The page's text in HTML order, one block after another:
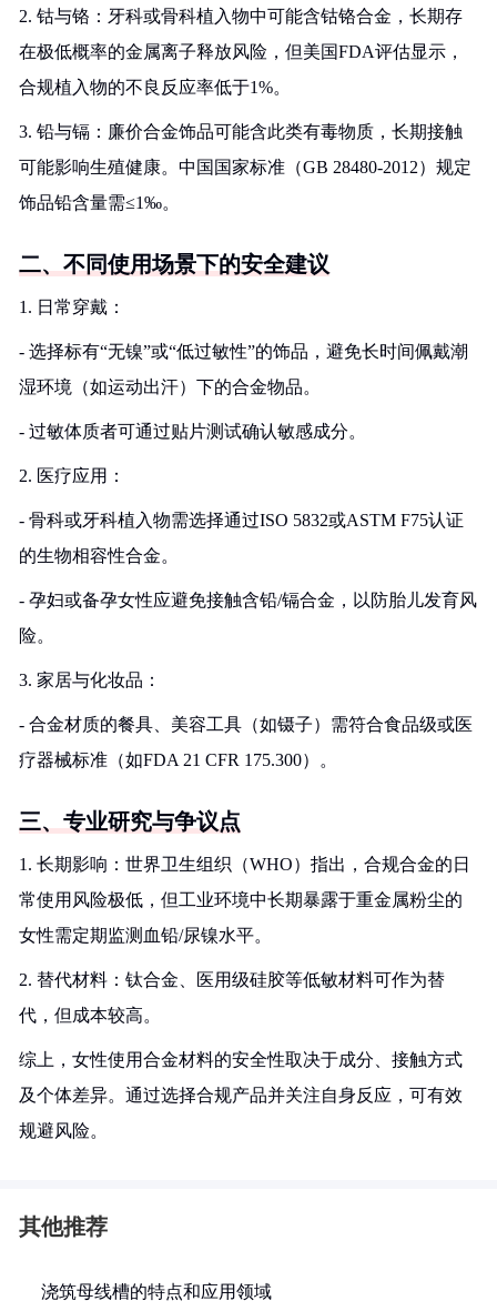
2. 钴与铬：牙科或骨科植入物中可能含钴铬合金，长期存
在极低概率的金属离子释放风险，但美国FDA评估显示，
合规植入物的不良反应率低于1%。
3. 铅与镉：廉价合金饰品可能含此类有毒物质，长期接触
可能影响生殖健康。中国国家标准（GB 28480-2012）规定
饰品铅含量需≤1‰。
二、不同使用场景下的安全建议
1. 日常穿戴：
- 选择标有“无镍”或“低过敏性”的饰品，避免长时间佩戴潮
湿环境（如运动出汗）下的合金物品。
- 过敏体质者可通过贴片测试确认敏感成分。
2. 医疗应用：
- 骨科或牙科植入物需选择通过ISO 5832或ASTM F75认证
的生物相容性合金。
- 孕妇或备孕女性应避免接触含铅/镉合金，以防胎儿发育风
险。
3. 家居与化妆品：
- 合金材质的餐具、美容工具（如镊子）需符合食品级或医
疗器械标准（如FDA 21 CFR 175.300）。
三、专业研究与争议点
1. 长期影响：世界卫生组织（WHO）指出，合规合金的日
常使用风险极低，但工业环境中长期暴露于重金属粉尘的
女性需定期监测血铅/尿镍水平。
2. 替代材料：钛合金、医用级硅胶等低敏材料可作为替
代，但成本较高。
综上，女性使用合金材料的安全性取决于成分、接触方式
及个体差异。通过选择合规产品并关注自身反应，可有效
规避风险。
其他推荐
浇筑母线槽的特点和应用领域